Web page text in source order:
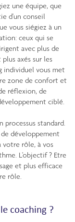
une équipe, que
d'un conseil
vous siégiez à un
ceux qui se
avec plus de
axés sur les
individuel vous met
zone de confort et
réflexion, de
ciblé.
processus standard.
développement
votre rôle, à vos
L'objectif ? Etre
et plus efficace
rôle.
coaching ?